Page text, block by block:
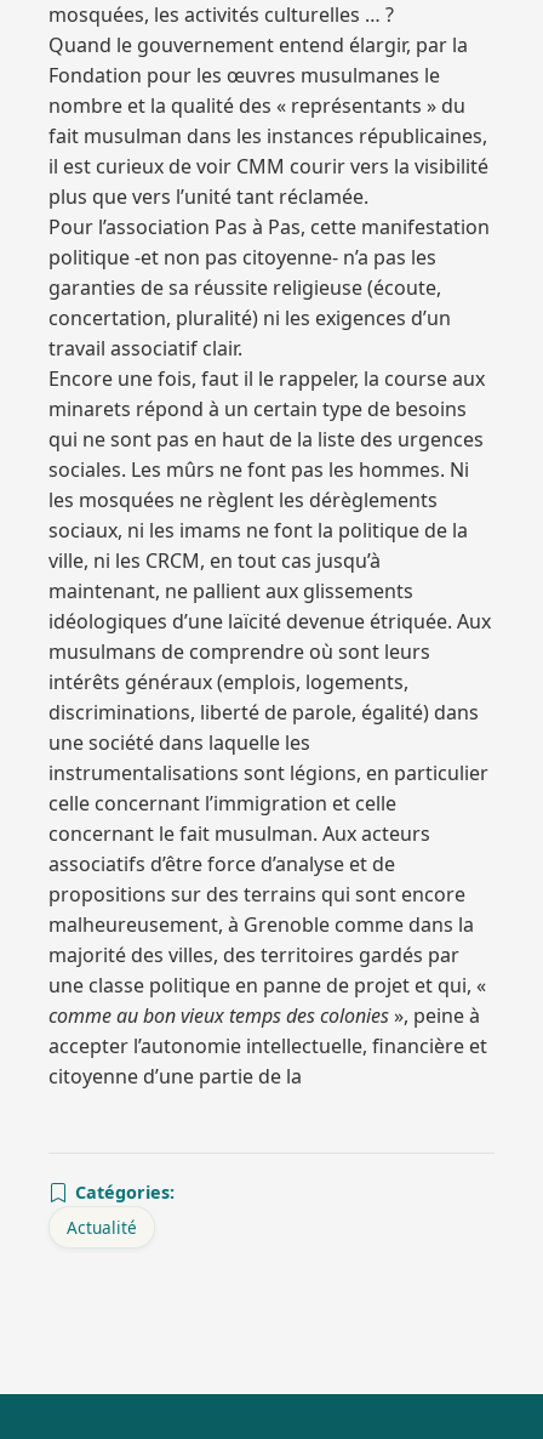
mosquées, les activités culturelles … ?
Quand le gouvernement entend élargir, par la
Fondation pour les œuvres musulmanes le
nombre et la qualité des « représentants » du
fait musulman dans les instances républicaines,
il est curieux de voir CMM courir vers la visibilité
plus que vers l’unité tant réclamée.
Pour l’association Pas à Pas, cette manifestation
politique -et non pas citoyenne- n’a pas les
garanties de sa réussite religieuse (écoute,
concertation, pluralité) ni les exigences d’un
travail associatif clair.
Encore une fois, faut il le rappeler, la course aux
minarets répond à un certain type de besoins
qui ne sont pas en haut de la liste des urgences
sociales. Les mûrs ne font pas les hommes. Ni
les mosquées ne règlent les dérèglements
sociaux, ni les imams ne font la politique de la
ville, ni les CRCM, en tout cas jusqu’à
maintenant, ne pallient aux glissements
idéologiques d’une laïcité devenue étriquée. Aux
musulmans de comprendre où sont leurs
intérêts généraux (emplois, logements,
discriminations, liberté de parole, égalité) dans
une société dans laquelle les
instrumentalisations sont légions, en particulier
celle concernant l’immigration et celle
concernant le fait musulman. Aux acteurs
associatifs d’être force d’analyse et de
propositions sur des terrains qui sont encore
malheureusement, à Grenoble comme dans la
majorité des villes, des territoires gardés par
une classe politique en panne de projet et qui, «
comme au bon vieux temps des colonies», peine à
accepter l’autonomie intellectuelle, financière et
citoyenne d’une partie de la
Catégories:
Actualité